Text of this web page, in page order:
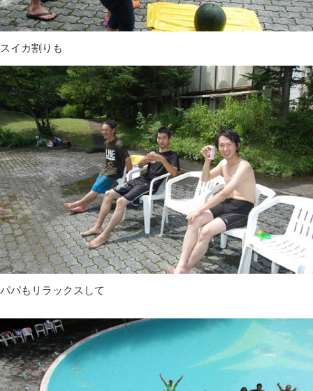
スイカ割りも
パパもリラックスして